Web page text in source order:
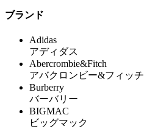
ブランド
Adidas
アディダス
Abercrombie&Fitch
アバクロンビー&フィッチ
Burberry
バーバリー
BIGMAC
ビッグマック